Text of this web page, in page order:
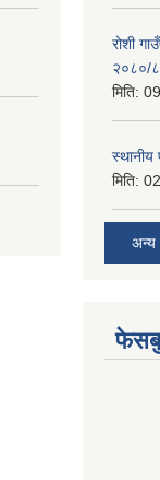
रोशी
२०८०/
मिति:
स्थानीय
मिति:
अन्य